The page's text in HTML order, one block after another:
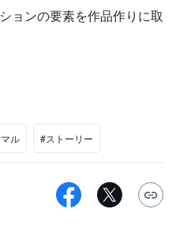
ョンの要素を作品作りに取
ル #ストーリー